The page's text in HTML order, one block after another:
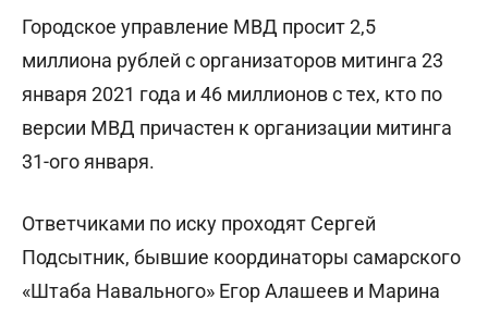
Городское управление МВД просит 2,5
миллиона рублей с организаторов митинга 23
января 2021 года и 46 миллионов с тех, кто по
версии МВД причастен к организации митинга
31-ого января.
Ответчиками по иску проходят Сергей
Подсытник, бывшие координаторы самарского
«Штаба Навального» Егор Алашеев и Марина